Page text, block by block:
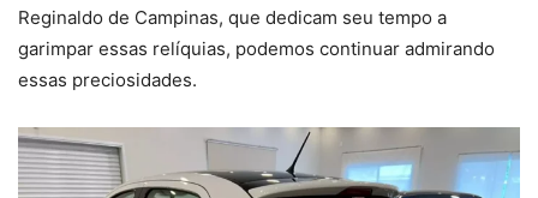
Reginaldo de Campinas, que dedicam seu tempo a
garimpar essas relíquias, podemos continuar admirando
essas preciosidades.